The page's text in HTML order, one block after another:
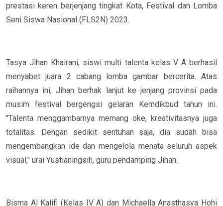
prestasi keren berjenjang tingkat Kota, Festival dan Lomba
Seni Siswa Nasional (FLS2N) 2023.
Tasya Jihan Khairani, siswi multi talenta kelas V Aberhasil
menyabet juara 2 cabang lomba gambar bercerita. Atas
raihannya ini,Jihanberhak lanjut ke jenjang provinsi pada
musim festival bergengsi gelaran Kemdikbud tahun ini.
"Talenta menggambarnya memang oke, kreativitasnya juga
totalitas. Dengan sedikit sentuhan saja, dia sudah bisa
mengembangkan ide danmengelola menata seluruh aspek
visual," urai Yustianingsih, guru pendamping Jihan.
Bisma Al Kalifi (Kelas IV A) dan Michaella Anasthasya Hohi